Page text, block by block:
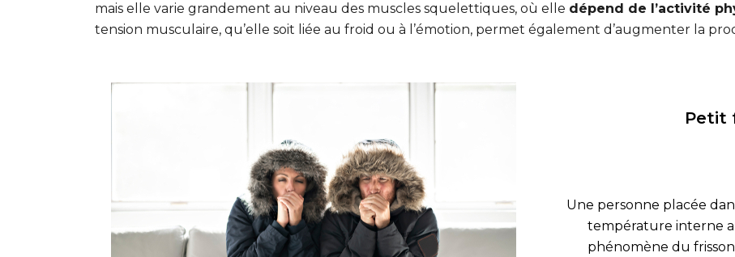
mais elle varie grandement au niveau des muscles squelettiques, où elle dépend de l’activité
tension musculaire, qu’elle soit liée au froid ou à l’émotion, permet également d’augmenter la
Petit
Une personne placée
température interne
phénomène du